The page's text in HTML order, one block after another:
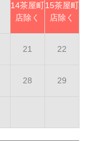
14茶屋町
店除く
15茶屋町
店除く
21 22
28 29